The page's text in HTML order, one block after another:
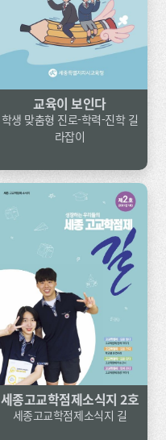
교육이 보인다
학생 맞춤형 진로-학력-진학 길
라잡이
세종고교학점제소식지 2호
세종고교학점제소식지 길